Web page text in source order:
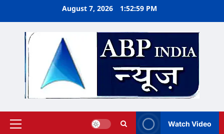
August 7, 2026 1:53:00 PM
Primary
Watch Video